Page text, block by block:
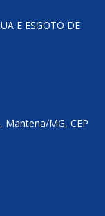
E ESGOTO DE
Mantena/MG, CEP